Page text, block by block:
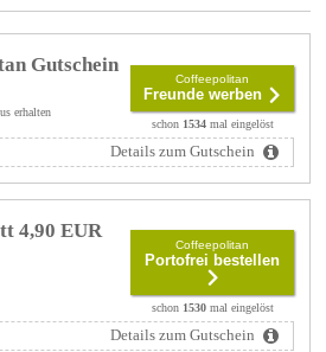
Gutschein
erhalten
Coffeepolitan
Freunde werben
schon 1534mal eingelöst
Details zum Gutschein
4,90 EUR
Coffeepolitan
Portofrei bestellen
schon 1530mal eingelöst
Details zum Gutschein